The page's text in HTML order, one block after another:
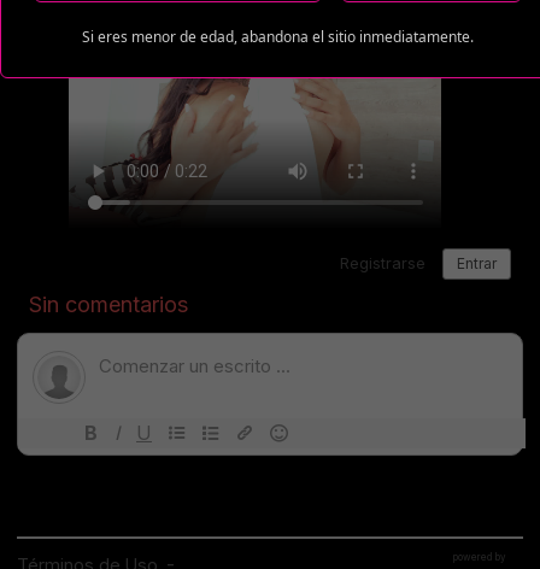
Si eres menor de edad, abandona el sitio inmediatamente.